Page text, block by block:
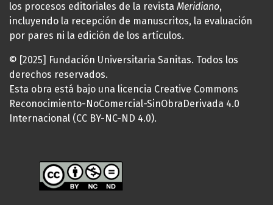
los procesos editoriales de la revista Meridiano,
incluyendo la recepción de manuscritos, la evaluación
por pares ni la edición de los artículos.
© [2025] Fundación Universitaria Sanitas. Todos los
derechos reservados.
Esta obra está bajo una licencia Creative Commons
Reconocimiento-NoComercial-SinObraDerivada 4.0
Internacional (CC BY-NC-ND 4.0).